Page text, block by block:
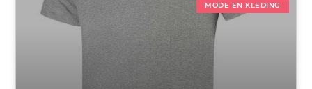
MODE EN KLEDING